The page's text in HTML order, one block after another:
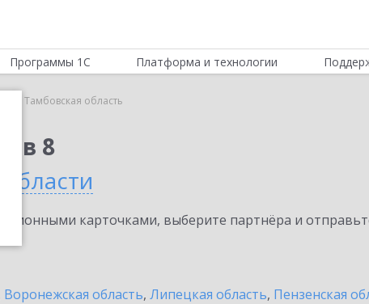
Программы 1С Платформа и технологии
Тамбовская область
8
карточками, выберите партнёра и
Воронежская область, Липецкая область, Пензенская